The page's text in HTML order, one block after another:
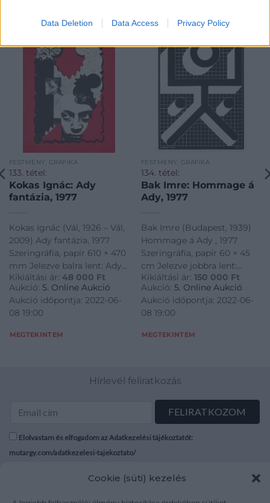
Data Deletion Data Access Privacy Policy
Cookie (süti) kezelés
FESTMÉNY, GRAFIKA
133. tétel:
Kokas Ignác: Ady
fantázia, 1977
Kokas Ignác (Vál, 1926 – Vál,
2009) Ady fantázia, 1977
Szeringráfia, papír 610 × 470
mm Jelezve balra lent: Ady
fantázia CV/43 Jelezve
jobbra lent: Kokas Ignác
1977
Kikiáltási ár: 48 000 Ft
Aukció: 5. Online Aukció
Aukció időpontja: 2022-06-
08 19:00
MEGTEKINTEM
FESTMÉNY, GRAFIKA
134. tétel:
Bak Imre: Hommage á
Ady, 1977
Bak Imre (Budapest, 1939)
Hommage á Ady , 1977
Szeringráfia, papír 60 × 45
cm Jelezve jobbra lent:
Bak/77
Kikiáltási ár: 150 000 Ft
Aukció: 5. Online Aukció
Aukció időpontja: 2022-06-
08 19:00
MEGTEKINTEM
Hírlevél feliratkozás
Elolvastam és elfogadom az Adatkezelési tájékoztatót:
mutargy.com/adatkezelesi-tajekoztato/
Médiaajánlat
Áraink
ÁSZF